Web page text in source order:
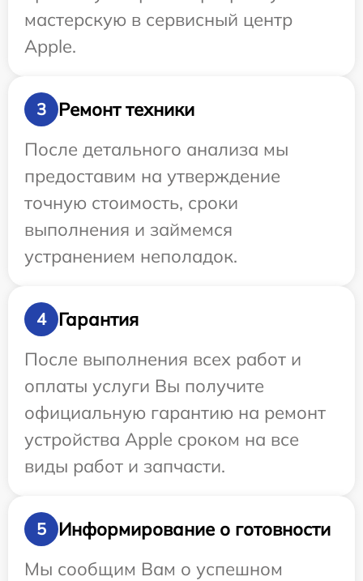
мастерскую в сервисный центр
Apple.
3
Ремонт техники
После детального анализа мы
предоставим на утверждение
точную стоимость, сроки
выполнения и займемся
устранением неполадок.
4
Гарантия
После выполнения всех работ и
оплаты услуги Вы получите
официальную гарантию на ремонт
устройства Apple сроком на все
виды работ и запчасти.
5
Информирование о готовности
Мы сообщим Вам о успешном